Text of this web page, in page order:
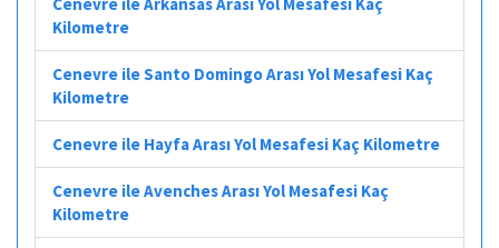
Kilometre
Cenevre ile Santo Domingo Arası Yol Mesafesi Kaç
Kilometre
Cenevre ile Hayfa Arası Yol Mesafesi Kaç Kilometre
Cenevre ile Avenches Arası Yol Mesafesi Kaç
Kilometre